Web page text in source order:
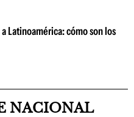
Latinoamérica: cómo son los
NACIONAL